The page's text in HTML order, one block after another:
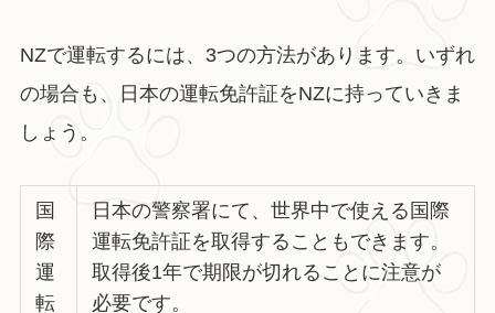
NZで運転するには、3つの方法があります。いずれ
の場合も、日本の運転免許証をNZに持っていきま
しょう。
国
際
運
転
日本の警察署にて、世界中で使える国際
運転免許証を取得することもできます。
取得後1年で期限が切れることに注意が
必要です。